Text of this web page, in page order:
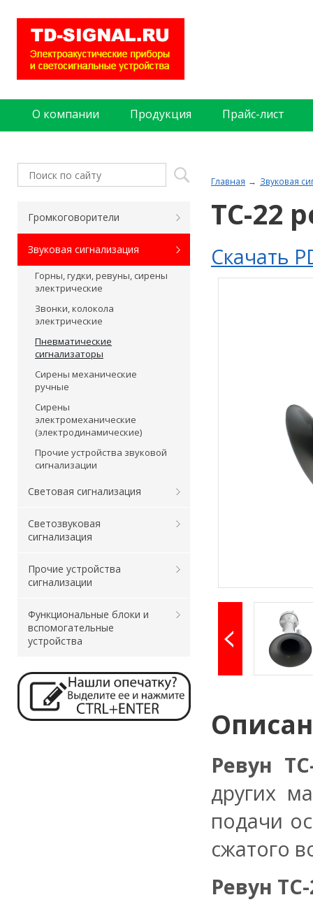
О компании Продукция Прайс-лист
Главная Звуковая
ТС-22
Скачать
Ревун
других
подачи
сжатого
Ревун
Громкоговорители
Звуковая сигнализация
Горны, гудки, ревуны, сирены
электрические
Звонки, колокола
электрические
Пневматические
сигнализаторы
Сирены механические
ручные
Сирены
электромеханические
(электродинамические)
Прочие устройства звуковой
сигнализации
Световая сигнализация
Светозвуковая
сигнализация
Прочие устройства
сигнализации
Функциональные блоки и
вспомогательные
устройства